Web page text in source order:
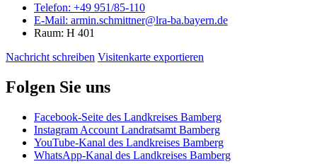
Telefon: +49 951/85-110
E-Mail: armin.schmittner@lra-ba.bayern.de
Raum: H 401
Nachricht schreiben Visitenkarte exportieren
Folgen Sie uns
Facebook-Seite des Landkreises Bamberg
Instagram Account Landratsamt Bamberg
YouTube-Kanal des Landkreises Bamberg
WhatsApp-Kanal des Landkreises Bamberg